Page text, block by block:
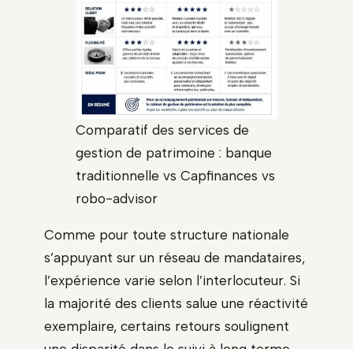
Comparatif des services de
gestion de patrimoine : banque
traditionnelle vs Capfinances vs
robo-advisor
Comme pour toute structure nationale
s’appuyant sur un réseau de mandataires,
l’expérience varie selon l’interlocuteur. Si
la majorité des clients salue une réactivité
exemplaire, certains retours soulignent